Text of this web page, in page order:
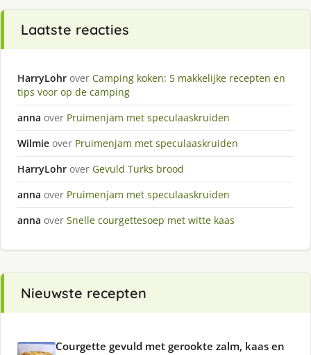
Laatste reacties
HarryLohr over Camping koken: 5 makkelijke recepten en
tips voor op de camping
anna over Pruimenjam met speculaaskruiden
Wilmie over Pruimenjam met speculaaskruiden
HarryLohr over Gevuld Turks brood
anna over Pruimenjam met speculaaskruiden
anna over Snelle courgettesoep met witte kaas
Nieuwste recepten
Courgette gevuld met gerookte zalm, kaas en